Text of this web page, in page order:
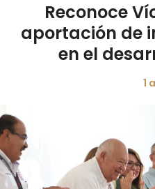
Reconoce
aportación de
en el
1